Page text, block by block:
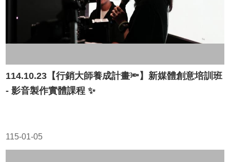
114.10.23【行銷大師養成計畫🔦】新媒體創意培訓班
- 影音製作實體課程 ✨
115-01-05